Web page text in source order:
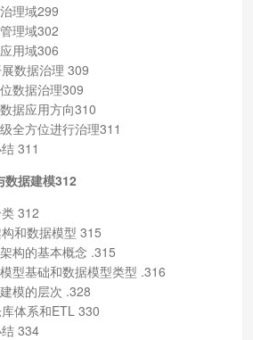
理域299
理域302
用域306
数据治理 309
数据治理309
据应用方向310
全方位进行治理311
311
据建模312
312
和数据模型 315
构的基本概念 .315
型基础和数据模型类型 .316
模的层次 .328
体系和ETL 330
334